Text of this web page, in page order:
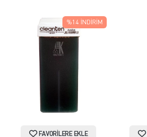
FAVORILERE EKLE
%14 İNDIRIM